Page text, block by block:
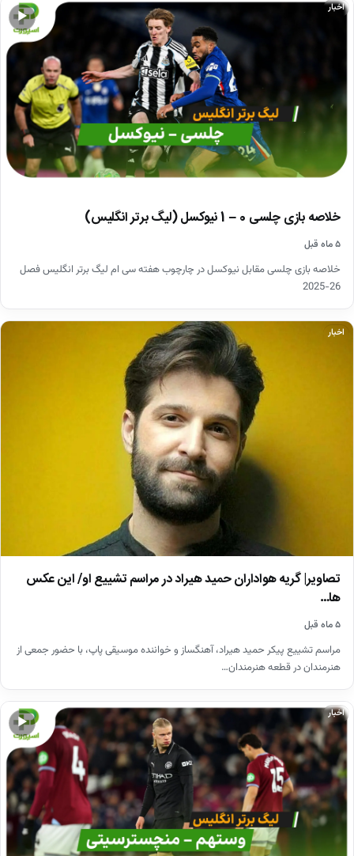
▶
اخبار
خلاصه بازی چلسی 0 – 1 نیوکسل (لیگ برتر انگلیس)
۵ ماه قبل
خلاصه بازی چلسی مقابل نیوکسل در چارچوب هفته سی ام لیگ برتر انگلیس فصل
26-2025
اخبار
تصاویر| گریه هواداران حمید هیراد در مراسم تشییع او/ این عکس
ها…
۵ ماه قبل
مراسم تشییع پیکر حمید هیراد، آهنگساز و خواننده موسیقی پاپ، با حضور جمعی از
هنرمندان در قطعه هنرمندان…
▶
اخبار